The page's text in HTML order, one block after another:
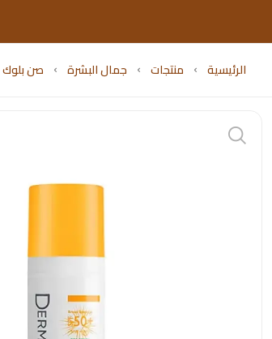
الرئيسية منتجات جمال البشرة صن بلوك